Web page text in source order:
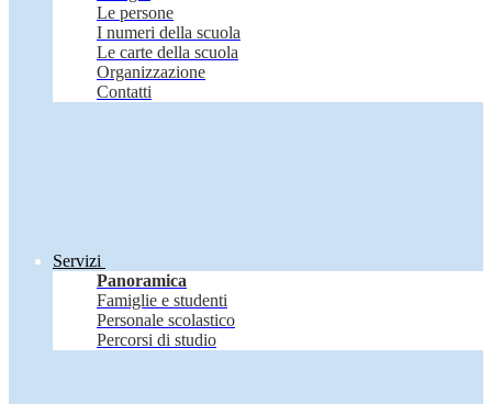
Le persone
I numeri della scuola
Le carte della scuola
Organizzazione
Contatti
Servizi
Panoramica
Famiglie e studenti
Personale scolastico
Percorsi di studio